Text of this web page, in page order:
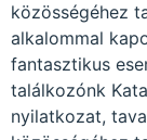
közösségéhez
alkalommal
fantasztikus
találkozónk
nyilatkozat,